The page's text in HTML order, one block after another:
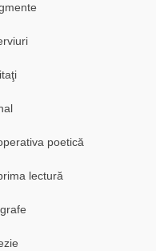
poetică
lectură